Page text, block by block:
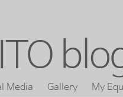
Media Gallery My